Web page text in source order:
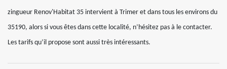
zingueur Renov'Habitat 35 intervient à Trimer et dans tous les environs du
35190, alors si vous êtes dans cette localité, n’hésitez pas à le contacter.
Les tarifs qu’il propose sont aussi très intéressants.